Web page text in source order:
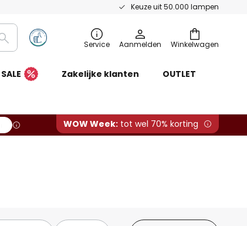
Keuze uit 50.000 lampen
Winkelwagen
Zoeken Service Aanmelden
SALE Zakelijke klanten OUTLET
WOW Week: tot wel 70% korting